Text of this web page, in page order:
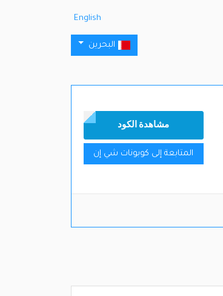
English
البحرين
مشاهدة الكود
المتابعة إلى كوبونات شي إن